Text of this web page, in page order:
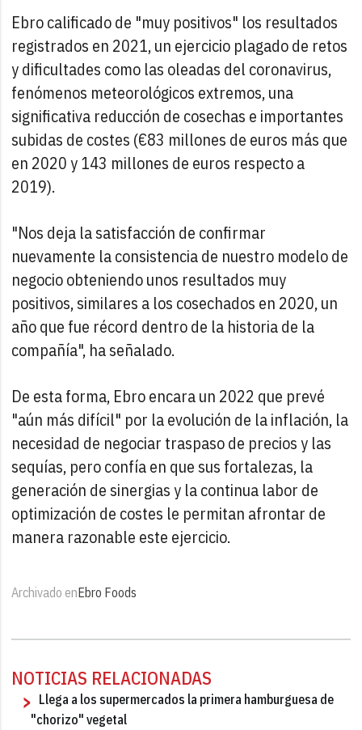
Ebro calificado de "muy positivos" los resultados
registrados en 2021, un ejercicio plagado de retos
y dificultades como las oleadas del coronavirus,
fenómenos meteorológicos extremos, una
significativa reducción de cosechas e importantes
subidas de costes (€83 millones de euros más que
en 2020 y 143 millones de euros respecto a
2019).
"Nos deja la satisfacción de confirmar
nuevamente la consistencia de nuestro modelo de
negocio obteniendo unos resultados muy
positivos, similares a los cosechados en 2020, un
año que fue récord dentro de la historia de la
compañía", ha señalado.
De esta forma, Ebro encara un 2022 que prevé
"aún más difícil" por la evolución de la inflación, la
necesidad de negociar traspaso de precios y las
sequías, pero confía en que sus fortalezas, la
generación de sinergias y la continua labor de
optimización de costes le permitan afrontar de
manera razonable este ejercicio.
Archivado enEbro Foods
NOTICIAS RELACIONADAS
Llega a los supermercados la primera hamburguesa de
"chorizo" vegetal